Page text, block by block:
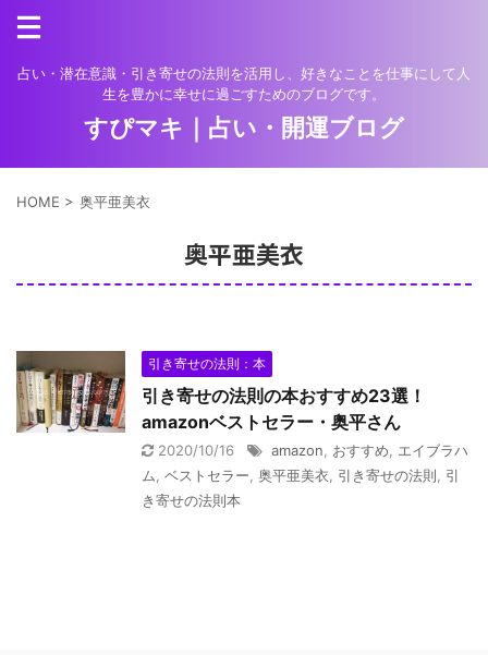
占い・潜在意識・引き寄せの法則を活用し、好きなことを仕事にして人
生を豊かに幸せに過ごすためのブログです。
すぴマキ｜占い・開運ブログ
HOME > 奥平亜美衣
奥平亜美衣
引き寄せの法則：本
引き寄せの法則の本おすすめ23選！
amazonベストセラー・奥平さん
2020/10/16 amazon おすすめ
エイブラハ
ム
ベストセラー 奥平亜美衣 引き寄せの法則
引
き寄せの法則本